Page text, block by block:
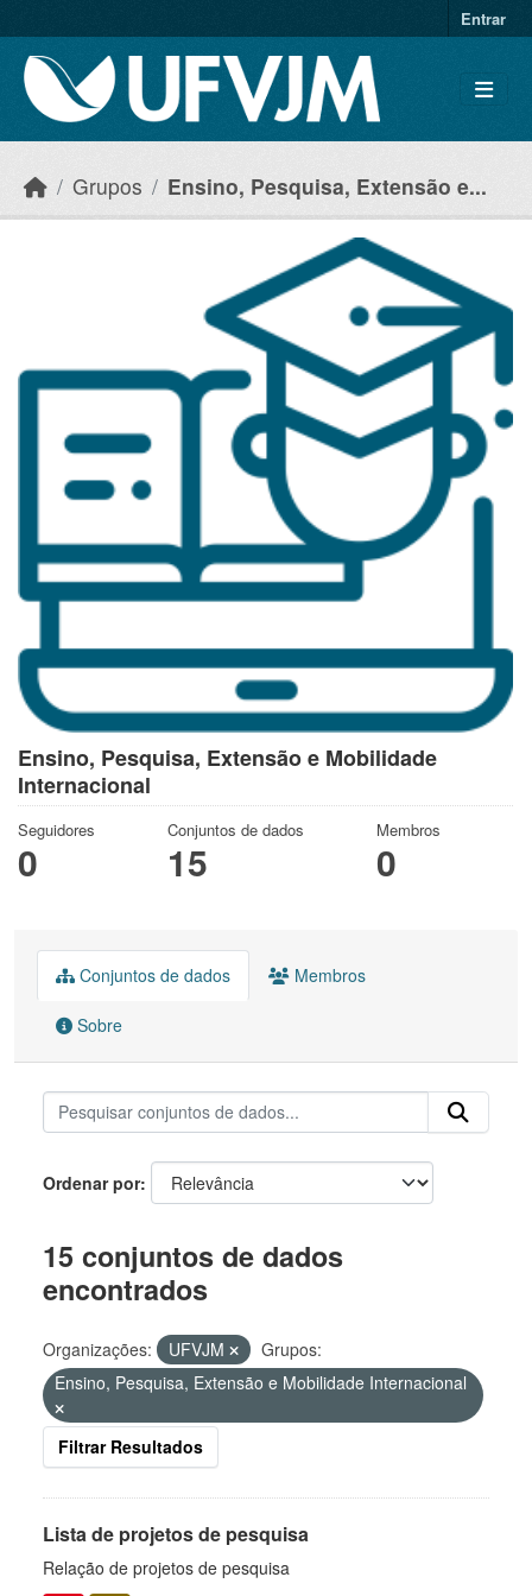
Entrar
Grupos Ensino, Pesquisa, Extensão e...
Ensino, Pesquisa, Extensão e Mobilidade
Internacional
Seguidores
0
Conjuntos de dados
15
Membros
0
Conjuntos de dados Membros
Sobre
Ordenar por
15 conjuntos de dados
encontrados
Organizações: UFVJM
Grupos:
Ensino, Pesquisa, Extensão e Mobilidade Internacional
Filtrar Resultados
Lista de projetos de pesquisa
Relação de projetos de pesquisa